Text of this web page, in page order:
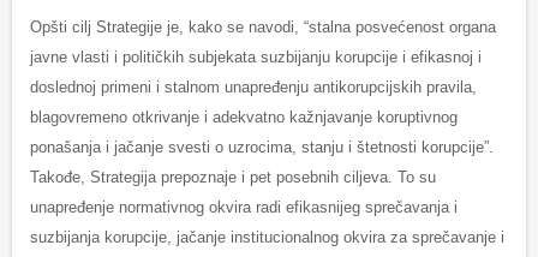
Opšti cilj Strategije je, kako se navodi, “stalna posvećenost organa
javne vlasti i političkih subjekata suzbijanju korupcije i efikasnoj i
doslednoj primeni i stalnom unapređenju antikorupcijskih pravila,
blagovremeno otkrivanje i adekvatno kažnjavanje koruptivnog
ponašanja i jačanje svesti o uzrocima, stanju i štetnosti korupcije”.
Takođe, Strategija prepoznaje i pet posebnih ciljeva. To su
unapređenje normativnog okvira radi efikasnijeg sprečavanja i
suzbijanja korupcije, jačanje institucionalnog okvira za sprečavanje i